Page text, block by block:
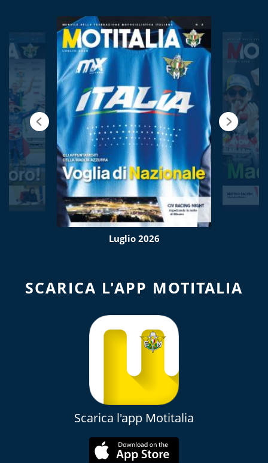
Luglio 2026
SCARICA L'APP MOTITALIA
Scarica l'app Motitalia